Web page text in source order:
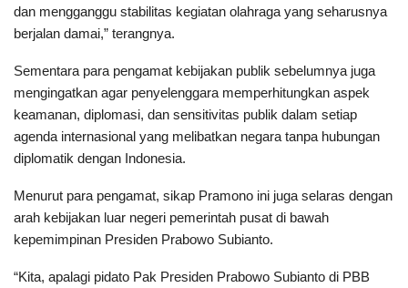
dan mengganggu stabilitas kegiatan olahraga yang seharusnya
berjalan damai,” terangnya.
Sementara para pengamat kebijakan publik sebelumnya juga
mengingatkan agar penyelenggara memperhitungkan aspek
keamanan, diplomasi, dan sensitivitas publik dalam setiap
agenda internasional yang melibatkan negara tanpa hubungan
diplomatik dengan Indonesia.
Menurut para pengamat, sikap Pramono ini juga selaras dengan
arah kebijakan luar negeri pemerintah pusat di bawah
kepemimpinan Presiden Prabowo Subianto.
“Kita, apalagi pidato Pak Presiden Prabowo Subianto di PBB